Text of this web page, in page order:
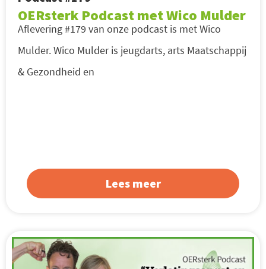
OERsterk Podcast met Wico Mulder
Aflevering #179 van onze podcast is met Wico
Mulder. Wico Mulder is jeugdarts, arts Maatschappij
& Gezondheid en
Lees meer